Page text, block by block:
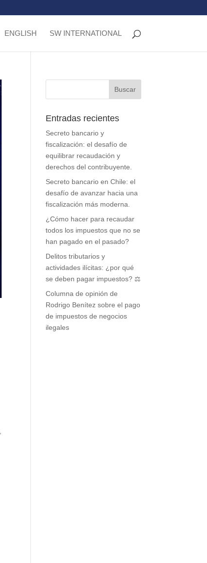
ENGLISH SW INTERNATIONAL
Entradas recientes
Secreto bancario y
fiscalización: el desafío de
equilibrar recaudación y
derechos del contribuyente.
Secreto bancario en Chile: el
desafío de avanzar hacia una
fiscalización más moderna.
¿Cómo hacer para recaudar
todos los impuestos que no se
han pagado en el pasado?
Delitos tributarios y
actividades ilícitas: ¿por qué
se deben pagar impuestos? ⚖️
Columna de opinión de
Rodrigo Benítez sobre el pago
de impuestos de negocios
ilegales